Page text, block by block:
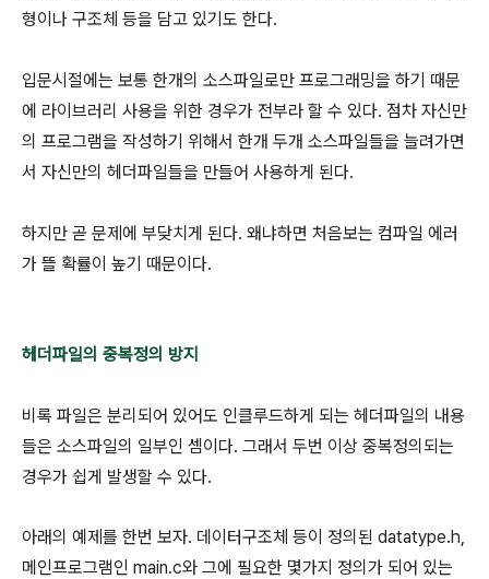
형이나 구조체 등을 담고 있기도 한다.
입문시절에는 보통 한개의 소스파일로만 프로그래밍을 하기 때문
에 라이브러리 사용을 위한 경우가 전부라 할 수 있다. 점차 자신만
의 프로그램을 작성하기 위해서 한개 두개 소스파일들을 늘려가면
서 자신만의 헤더파일들을 만들어 사용하게 된다.
하지만 곧 문제에 부닺치게 된다. 왜냐하면 처음보는 컴파일 에러
가 뜰 확률이 높기 때문이다.
헤더파일의 중복정의 방지
비록 파일은 분리되어 있어도 인클루드하게 되는 헤더파일의 내용
들은 소스파일의 일부인 셈이다. 그래서 두번 이상 중복정의되는
경우가 쉽게 발생할 수 있다.
아래의 예제를 한번 보자. 데이터구조체 등이 정의된 datatype.h,
메인프로그램인 main.c와 그에 필요한 몇가지 정의가 되어 있는